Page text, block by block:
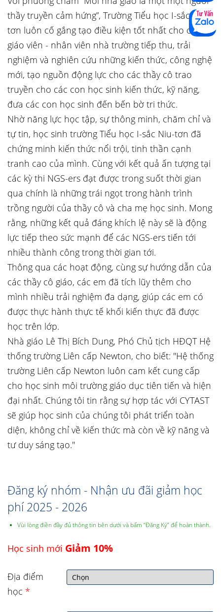
thầy truyền cảm hứng”, Trường Tiểu học I-sắc Niu-
tơn luôn cố gắng tạo điều kiện tốt nhất cho các
giáo viên - nhân viên nhà trường tiếp thu, trải
nghiệm và nghiên cứu những kiến thức, công nghệ
mới, tạo nguồn động lực cho các thầy cô trao
truyền cho các con học sinh kiến thức, kỹ năng,
đưa các con học sinh đến bến bờ tri thức.
Nhờ năng lực học tập, sự thông minh, chăm chỉ và
tự tin, học sinh trường Tiểu học I-sắc Niu-tơn đã
chứng minh kiến thức nổi trội, tinh thần cạnh
tranh cao của mình. Cùng với kết quả ấn tượng tại
các kỳ thi NGS-ers đạt được trong suốt thời gian
qua chính là những trái ngọt trong hành trình
trồng người của thầy cô và cha mẹ học sinh. Mong
rằng, những kết quả đáng khích lệ này sẽ là động
lực tiếp theo sức mạnh để các NGS-ers tiến tới
nhiều thành công trong thời gian tới.
Thông qua các hoạt động, cùng sự hướng dẫn của
các thầy cô giáo, các em đã tích lũy thêm cho
mình nhiều trải nghiệm đa dạng, giúp các em có
được thực hành thực tế khối kiến thực đã được
học trên lớp.
Nhà giáo Lê Thị Bích Dung, Phó Chủ tịch HĐQT Hệ
thống trường Liên cấp Newton, cho biết: "Hệ thống
trường Liên cấp Newton luôn cam kết cung cấp
cho học sinh môi trường giáo dục tiên tiến và hiện
đại nhất. Chúng tôi tin rằng sự hợp tác với CYTAST
sẽ giúp học sinh của chúng tôi phát triển toàn
diện, không chỉ về kiến thức mà còn về kỹ năng và
tư duy sáng tạo."
Đăng ký nhóm - Nhận ưu đãi giảm học
phí 2025 - 2026
Vùi lòng điền đầy đủ thông tin bên dưới và bấm “Đăng Ký” để hoàn thành.
Học sinh mới Giảm 10%
Địa điểm
học *